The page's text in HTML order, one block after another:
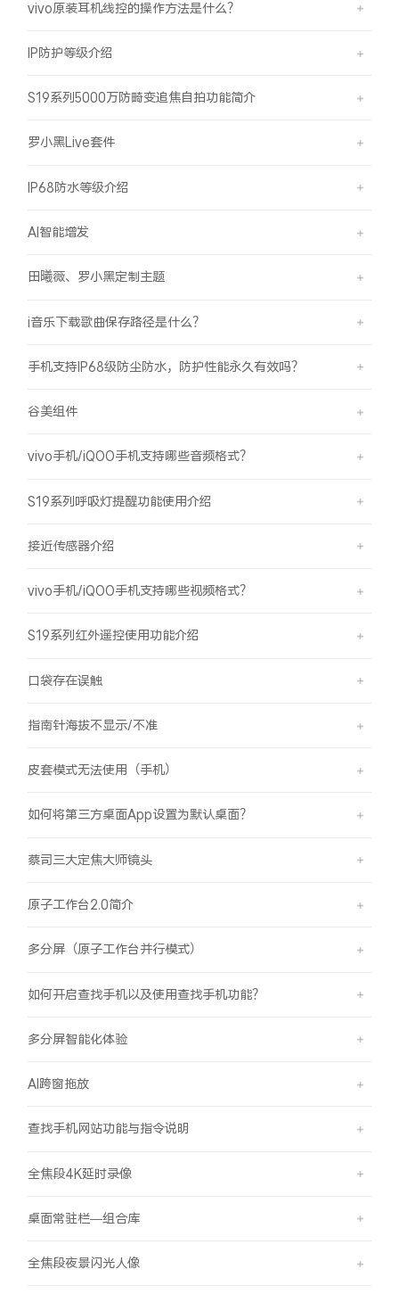
vivo原装耳机线控的操作方法是什么？
IP防护等级介绍
S19系列5000万防畸变追焦自拍功能简介
罗小黑Live套件
IP68防水等级介绍
AI智能增发
田曦薇、罗小黑定制主题
i音乐下载歌曲保存路径是什么？
手机支持IP68级防尘防水，防护性能永久有效吗？
谷美组件
vivo手机/iQOO手机支持哪些音频格式？
S19系列呼吸灯提醒功能使用介绍
接近传感器介绍
vivo手机/iQOO手机支持哪些视频格式？
S19系列红外遥控使用功能介绍
口袋存在误触
指南针海拔不显示/不准
皮套模式无法使用（手机）
如何将第三方桌面App设置为默认桌面？
蔡司三大定焦大师镜头
原子工作台2.0简介
多分屏（原子工作台并行模式）
如何开启查找手机以及使用查找手机功能？
多分屏智能化体验
AI跨窗拖放
查找手机网站功能与指令说明
全焦段4K延时录像
桌面常驻栏—组合库
全焦段夜景闪光人像